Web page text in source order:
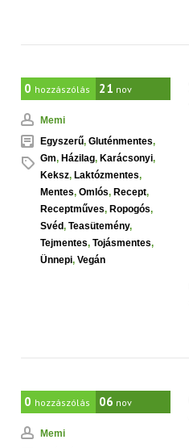
0 hozzászólás 21 nov
Memi
Egyszerű, Gluténmentes,
Gm, Házilag, Karácsonyi,
Keksz, Laktózmentes,
Mentes, Omlós, Recept,
Receptműves, Ropogós,
Svéd, Teasütemény,
Tejmentes, Tojásmentes,
Ünnepi, Vegán
0 hozzászólás 06 nov
Memi